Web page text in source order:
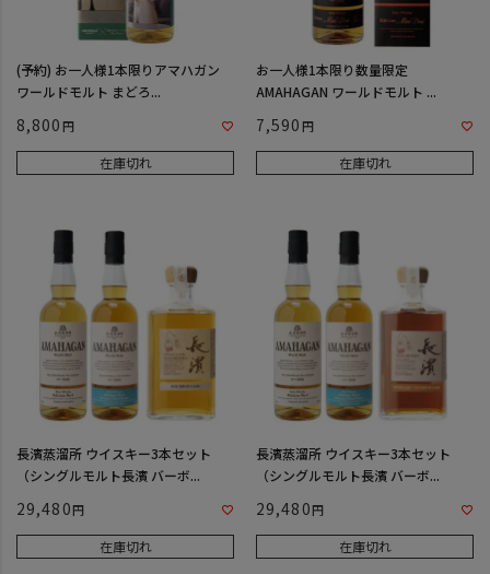
(予約) お一人様1本限りアマハガン
ワールドモルト まどろ...
8,800
在庫切れ
お一人様1本限り数量限定
AMAHAGAN ワールドモルト ...
7,590
在庫切れ
長濱蒸溜所 ウイスキー3本セット
（シングルモルト長濱 バーボ...
29,480
在庫切れ
長濱蒸溜所 ウイスキー3本セット
（シングルモルト長濱 バーボ...
29,480
在庫切れ